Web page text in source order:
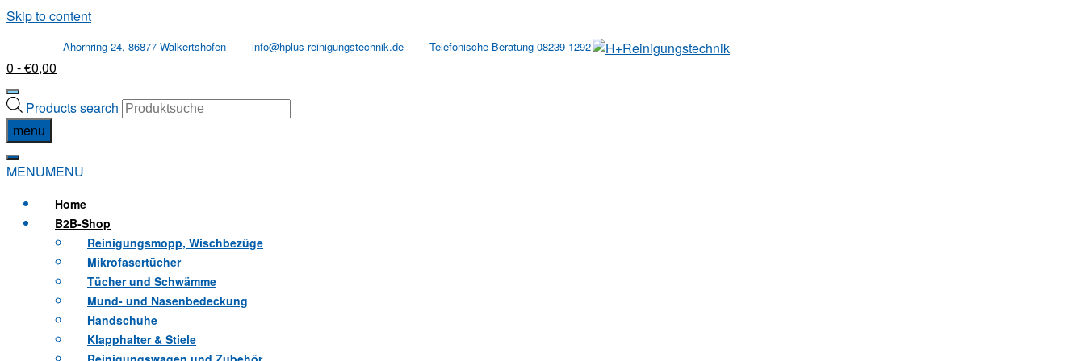
Skip to content
Ahornring 24, 86877 Walkertshofen info@hplus-reinigungstechnik.de Telefonische Beratung 08239 1292
0 - €0,00
Products search
menu
MENUMENU
Home
B2B-Shop
Reinigungsmopp, Wischbezüge
Mikrofasertücher
Tücher und Schwämme
Mund- und Nasenbedeckung
Handschuhe
Klapphalter & Stiele